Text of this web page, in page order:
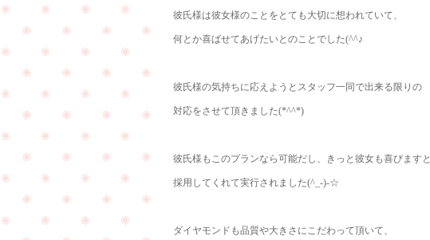
彼氏様は彼女様のことをとても大切に想われていて、
何とか喜ばせてあげたいとのことでした(^^♪
彼氏様の気持ちに応えようとスタッフ一同で出来る限りの
対応をさせて頂きました(*^^*)
彼氏様もこのプランなら可能だし、きっと彼女も喜びますと
採用してくれて実行されました(^_-)-☆
ダイヤモンドも品質や大きさにこだわって頂いて、